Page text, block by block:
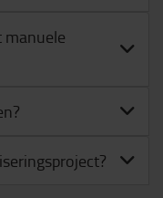
manuele